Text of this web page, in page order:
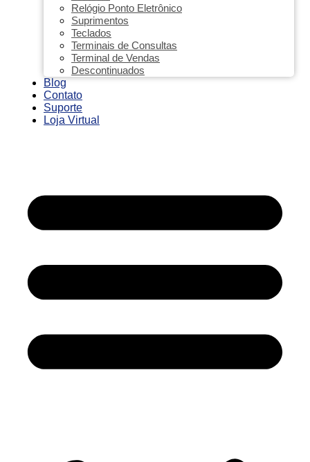
Relógio Ponto Eletrônico
Suprimentos
Teclados
Terminais de Consultas
Terminal de Vendas
Descontinuados
Blog
Contato
Suporte
Loja Virtual